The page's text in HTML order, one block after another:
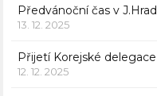
Předvánoční čas v
13. 12. 2025
Přijetí Korejské delegace
12. 12. 2025